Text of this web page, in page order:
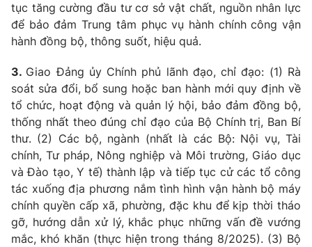
tục tăng cường đầu tư cơ sở vật chất, nguồn nhân lực
để bảo đảm Trung tâm phục vụ hành chính công vận
hành đồng bộ, thông suốt, hiệu quả.
3. Giao Đảng ủyChính phủ lãnh đạo, chỉ đạo: (1) Rà
soát sửa đổi, bổ sung hoặc ban hành mới quy định về
tổ chức, hoạt động và quản lý hội, bảo đảm đồng bộ,
thống nhất theo đúng chỉ đạo của Bộ Chính trị, Ban Bí
thư. (2) Các bộ, ngành (nhất là các Bộ: Nội vụ, Tài
chính, Tư pháp, Nông nghiệp và Môi trường, Giáo dục
và Đào tạo, Y tế) thành lập và tiếp tục cử các tổ công
tác xuống địa phương nắm tình hình vận hành bộ máy
chính quyền cấp xã, phường, đặc khu để kịp thời tháo
gỡ, hướng dẫn xử lý, khắc phục những vấn đề vướng
mắc, khó khăn (thực hiện trong tháng 8/2025). (3) Bộ